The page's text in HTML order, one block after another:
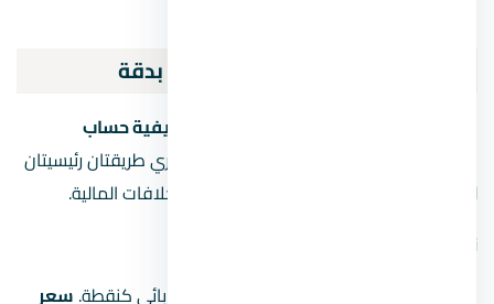
كيفية حساب مصنعية الكهربائي بدقة
كيفية حساب
. يوجد في السوق المصري طريقتان رئيسيتان
للمحاسبة، ومن الضروري فهمهما لتجنب الخلافات المالية.
نظام النقاط (Point System)
في هذا النظام، يتم احتساب كل “مخرج” كهربائي كنقطة. سعر